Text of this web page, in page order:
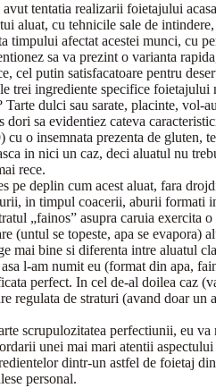
tentatia realizarii foietajului
aluat, cu tehnicile sale de
timpului afectat acestei munci, cu
sa va prezint o varianta
cel putin satisfacatoare pentru
trei ingrediente specifice
dulci sau sarate, placinte, vol-
dori sa evidentiez cateva
cu o insemnata prezenta de gluten,
in nici un caz, deci aluatul nu
rece.
pe deplin cum acest aluat, fara
in timpul coacerii, aburii formati
„fainos” asupra caruia exercita
(untul se topeste, apa se evapora)
mai bine si diferenta intre aluatul
l-am numit eu (format din apa,
perfect. In cel de-al doilea caz
regulata de straturi (avand doar
scrupulozitatea perfectiunii, eu
unei mai mari atentii
dintr-un astfel de foietaj
personal.